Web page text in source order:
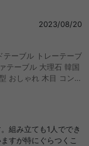
あります。おすすめ
2023/08/20
ーブル トレーテーブ
テーブル 大理石 韓国
おしゃれ 木目 コンパ
組み立ても1人ででき
すが特にぐらつくこ